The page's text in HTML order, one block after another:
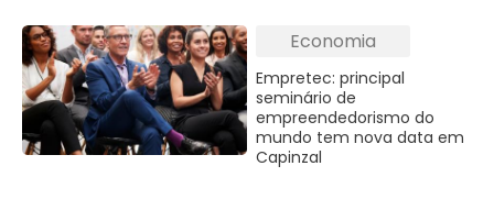
Economia
Empretec: principal
seminário de
empreendedorismo do
mundo tem nova data em
Capinzal